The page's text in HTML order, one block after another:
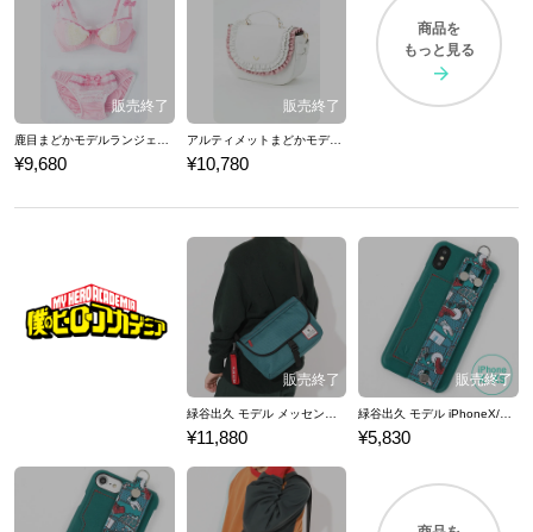
¥9,680
アルティメットまどかモデルバッグ カバン 魔法少女まどか☆マギカ
¥10,780
商品を
もっと見る
¥11,880 ¥5,830